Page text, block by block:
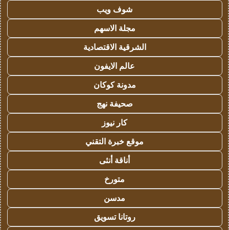
شوف ويب
مجلة الاسهم
الشرقية الاقتصادية
عالم الايفون
مدونة كوكان
صحيفة نهج
كار نيوز
موقع خبرة التقني
أناقة أنثى
متورخ
مدسن
روتانا تسويق